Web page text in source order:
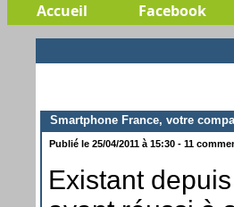
Accueil Facebook
Smartphone France, votre
Publié le 25/04/2011 à 15:30 - 11
Existant